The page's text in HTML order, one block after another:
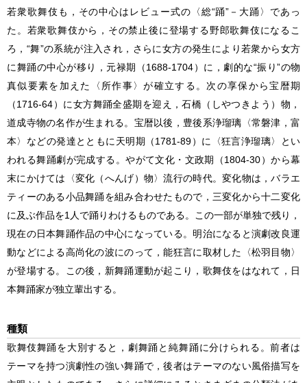
若衆歌舞伎も，その中心はレビュー式の〈総“踊”－大踊〉であっ
た。若衆歌舞伎から，その禁止後に登場する野郎歌舞伎になるこ
ろ，“舞”の系統が注入され，さらに女方の発生により若衆から女方
に舞踊の中心が移り，元禄期（1688-1704）に，劇的な“振り”の物
真似要素を加えた〈所作事〉が確立する。次の享保から宝暦期
（1716-64）に女方舞踊全盛期を迎え，石橋（しやつきよう）物，
道成寺物の名作が生まれる。宝暦以後，豊後系浄瑠璃〈常磐津，富
本〉などの発達とともに天明期（1781-89）に〈狂言浄瑠璃〉とい
われる舞踊劇が完成する。やがて文化・文政期（1804-30）から幕
末にかけては〈変化（へんげ）物〉流行の時代。変化物は，バラエ
ティーのある小品舞踊を組み合わせたもので，三変化から十二変化
に及ぶ作品を1人で踊りわけるものである。この一部が単独で残り，
現在の日本舞踊作品の中心になっている。明治になると演劇改良運
動などによる高尚化の波にのって，能狂言に取材した〈松羽目物〉
が登場する。この後，新舞踊運動が起こり，歌舞伎をはなれて，日
本舞踊家が独立輩出する。
種類
歌舞伎舞踊を大別すると，劇舞踊と純舞踊に分けられる。前者は
テーマを持つ演劇性の強い舞踊で，後者はテーマのない風俗描写を